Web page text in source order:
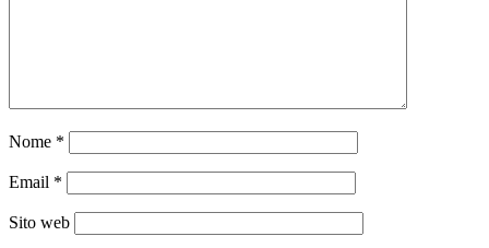
Nome *
Email *
Sito web